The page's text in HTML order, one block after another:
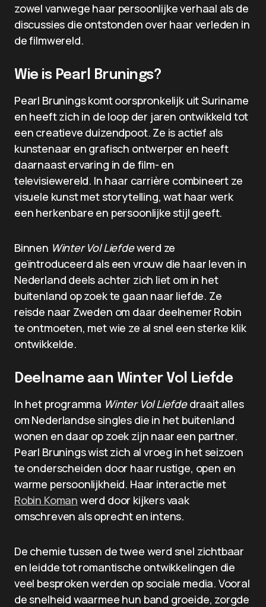
zowel vanwege haar persoonlijke verhaal als de
discussies die ontstonden over haar verleden in
de filmwereld.
Wie is Pearl Brunings?
Pearl Brunings komt oorspronkelijk uit Suriname
en heeft zich in de loop der jaren ontwikkeld tot
een creatieve duizendpoot. Ze is actief als
kunstenaar en grafisch ontwerper en heeft
daarnaast ervaring in de film- en
televisiewereld. In haar carrière combineert ze
visuele kunst met storytelling, wat haar werk
een herkenbare en persoonlijke stijl geeft.
Binnen Winter Vol Liefdewerd ze
geïntroduceerd als een vrouw die haar leven in
Nederland deels achter zich liet om in het
buitenland op zoek te gaan naar liefde. Ze
reisde naar Zweden om daar deelnemer Robin
te ontmoeten, met wie ze al snel een sterke klik
ontwikkelde.
Deelname aan Winter Vol Liefde
In het programma Winter Vol Liefdedraait alles
om Nederlandse singles die in het buitenland
wonen en daar op zoek zijn naar een partner.
Pearl Brunings wist zich al vroeg in het seizoen
te onderscheiden door haar rustige, open en
warme persoonlijkheid. Haar interactie met
Robin Koman werd door kijkers vaak
omschreven als oprecht en intens.
De chemie tussen de twee werd snel zichtbaar
en leidde tot romantische ontwikkelingen die
veel besproken werden op sociale media. Vooral
de snelheid waarmee hun band groeide, zorgde